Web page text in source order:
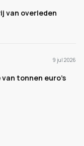
van overleden
9 jul 2026
tonnen euro's